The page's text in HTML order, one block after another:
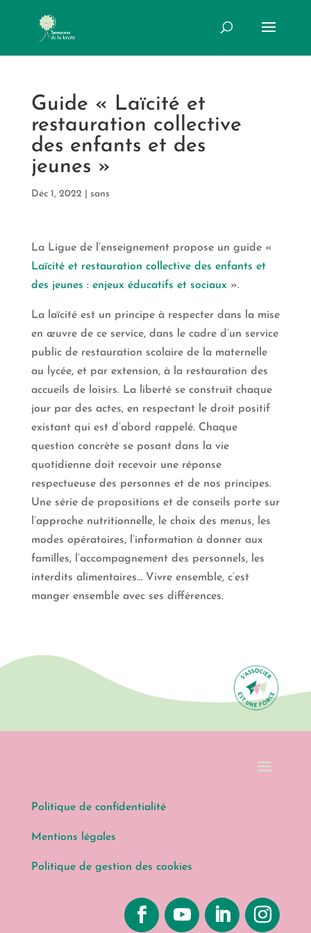
Guide « Laïcité et
restauration collective
des enfants et des
jeunes »
Déc 1, 2022 sans
La Ligue de l’enseignement propose un guide «
Laïcité et restauration collective des enfants et
des jeunes : enjeux éducatifs et sociaux ».
La laïcité est un principe à respecter dans la mise
en œuvre de ce service, dans le cadre d’un service
public de restauration scolaire de la maternelle
au lycée, et par extension, à la restauration des
accueils de loisirs. La liberté se construit chaque
jour par des actes, en respectant le droit positif
existant qui est d’abord rappelé. Chaque
question concrète se posant dans la vie
quotidienne doit recevoir une réponse
respectueuse des personnes et de nos principes.
Une série de propositions et de conseils porte sur
l’approche nutritionnelle, le choix des menus, les
modes opératoires, l’information à donner aux
familles, l’accompagnement des personnels, les
interdits alimentaires… Vivre ensemble, c’est
manger ensemble avec ses différences.
Politique de confidentialité
Mentions légales
Politique de gestion des cookies